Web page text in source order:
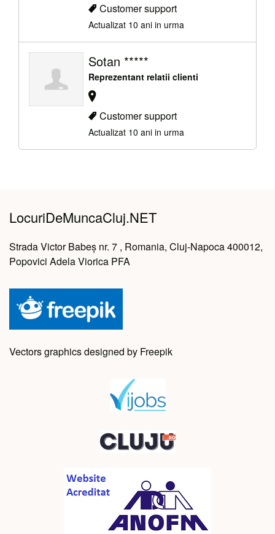
Customer support
Actualizat 10 ani in urma
Sotan *****
Reprezentant relatii clienti
Customer support
Actualizat 10 ani in urma
LocuriDeMuncaCluj.NET
Strada Victor Babeș nr. 7 , Romania, Cluj-Napoca 400012,
Popovici Adela Viorica PFA
Vectors graphics designed by Freepik